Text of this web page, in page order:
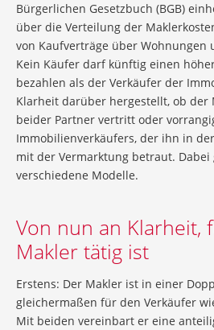
Bürgerlichen Gesetzbuch (BGB)
über die Verteilung der
von Kaufverträge über Wohnungen
Kein Käufer darf künftig einen
bezahlen als der Verkäufer der
Klarheit darüber hergestellt, ob der
beider Partner vertritt oder
Immobilienverkäufers, der ihn in
mit der Vermarktung betraut. Dabei
verschiedene Modelle.
Von nun an Klarheit,
Makler tätig ist
Erstens: Der Makler ist in einer
gleichermaßen für den Verkäufer
Mit beiden vereinbart er eine